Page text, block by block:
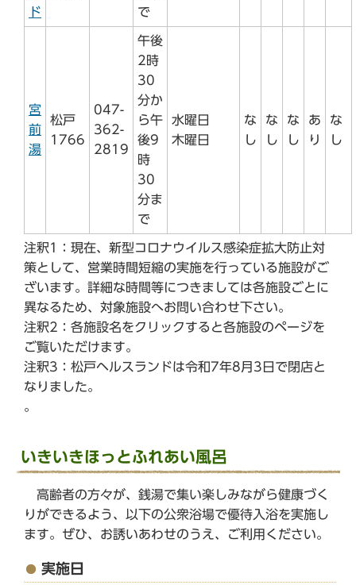
ド
で
宮
前
湯
松戸
1766
047-
362-
2819
午後
2時
30
分か
ら午
後9
時
30
分ま
で
水曜日
木曜日
な
し
な
し
な
し
あ
り
な
し
注釈1：現在、新型コロナウイルス感染症拡大防止対
策として、営業時間短縮の実施を行っている施設がご
ざいます。詳細な時間等につきましては各施設ごとに
異なるため、対象施設へお問い合わせ下さい。
注釈2：各施設名をクリックすると各施設のページを
ご覧いただけます。
注釈3：松戸ヘルスランドは令和7年8月3日で閉店と
なりました。
。
いきいきほっとふれあい風呂
高齢者の方々が、銭湯で集い楽しみながら健康づく
りができるよう、以下の公衆浴場で優待入浴を実施し
ます。ぜひ、お誘いあわせのうえ、ご利用ください。
実施日